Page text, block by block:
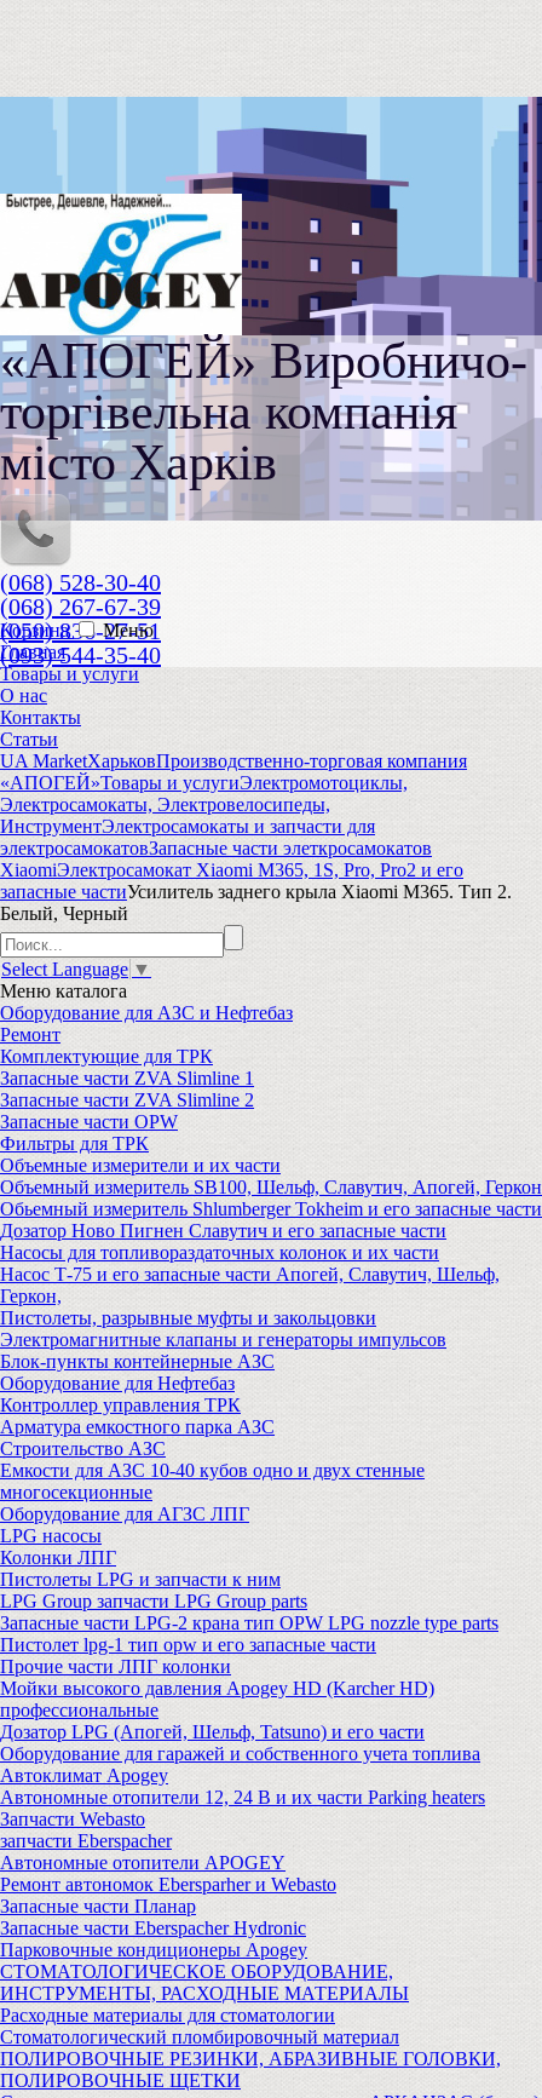
«АПОГЕЙ» Виробничо-
торгівельна компанія
місто Харків
(068) 528-30-40
(068) 267-67-39
(050) 836-27-51
(093) 544-35-40
Корзина
Меню
Главная
Товары и услуги
О нас
Контакты
Статьи
UA MarketХарьковПроизводственно-торговая компания
«АПОГЕЙ»Товары и услугиЭлектромотоциклы,
Электросамокаты, Электровелосипеды,
ИнструментЭлектросамокаты и запчасти для
электросамокатовЗапасные части элеткросамокатов
XiaomiЭлектросамокат Xiaomi M365, 1S, Pro, Pro2 и его
запасные частиУсилитель заднего крыла Xiaomi M365. Тип 2.
Белый, Черный
Select Language ▼
Меню каталога
Оборудование для АЗС и Нефтебаз
Ремонт
Комплектующие для ТРК
Запасные части ZVA Slimline 1
Запасные части ZVA Slimline 2
Запасные части OPW
Фильтры для ТРК
Объемные измерители и их части
Объемный измеритель SB100, Шельф, Славутич, Апогей, Геркон
Обьемный измеритель Shlumberger Tokheim и его запасные части
Дозатор Ново Пигнен Славутич и его запасные части
Насосы для топливораздаточных колонок и их части
Насос Т-75 и его запасные части Апогей, Славутич, Шельф,
Геркон,
Пистолеты, разрывные муфты и закольцовки
Электромагнитные клапаны и генераторы импульсов
Блок-пункты контейнерные АЗС
Оборудование для Нефтебаз
Контроллер управления ТРК
Арматура емкостного парка АЗС
Строительство АЗС
Емкости для АЗС 10-40 кубов одно и двух стенные
многосекционные
Оборудование для АГЗС ЛПГ
LPG насосы
Колонки ЛПГ
Пистолеты LPG и запчасти к ним
LPG Group запчасти LPG Group parts
Запасные части LPG-2 крана тип OPW LPG nozzle type parts
Пистолет lpg-1 тип opw и его запасные части
Прочие части ЛПГ колонки
Мойки высокого давления Apogey HD (Karcher HD)
профессиональные
Дозатор LPG (Апогей, Шельф, Tatsuno) и его части
Оборудование для гаражей и собственного учета топлива
Автоклимат Apogey
Автономные отопители 12, 24 В и их части Parking heaters
Запчасти Webasto
запчасти Eberspacher
Автономные отопители APOGEY
Ремонт автономок Ebersparher и Webasto
Запасные части Планар
Запасные части Eberspacher Hydronic
Парковочные кондиционеры Apogey
СТОМАТОЛОГИЧЕСКОЕ ОБОРУДОВАНИЕ,
ИНСТРУМЕНТЫ, РАСХОДНЫЕ МАТЕРИАЛЫ
Расходные материалы для стоматологии
Стоматологический пломбировочный материал
ПОЛИРОВОЧНЫЕ РЕЗИНКИ, АБРАЗИВНЫЕ ГОЛОВКИ,
ПОЛИРОВОЧНЫЕ ЩЕТКИ